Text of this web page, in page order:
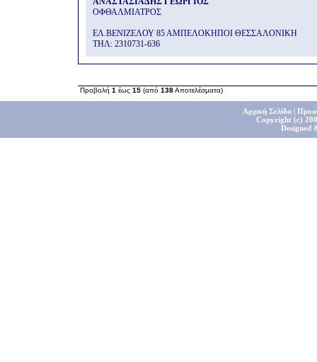
ΟΦΘΑΛΜΙΑΤΡΟΣ
ΕΛ.ΒΕΝΙΖΕΛΟΥ 85 ΑΜΠΕΛΟΚΗΠΟΙ ΘΕΣΣΑΛΟΝΙΚΗ
THΛ: 2310731-636
Προβολή 1 έως 15 (από 138Αποτελέσματα)
Αρχική Σελίδα|
Copyright (c)
Designed